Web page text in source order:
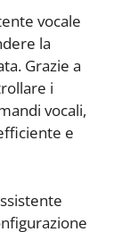
vocale
la
Grazie a
i
vocali,
e